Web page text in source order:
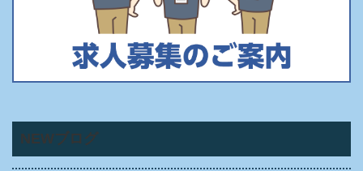
NEWブログ